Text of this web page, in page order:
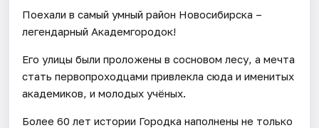
Поехали в самый умный район Новосибирска –
легендарный Академгородок!
Его улицы были проложены в сосновом лесу, а мечта
стать первопроходцами привлекла сюда и именитых
академиков, и молодых учёных.
Более 60 лет истории Городка наполнены не только